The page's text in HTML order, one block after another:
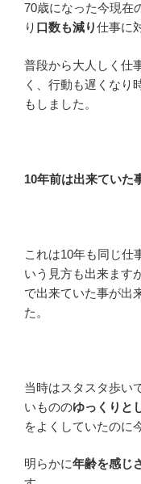
70歳になった今現在
り 口数も減り仕事に
普段から大人しく仕
く、行動も遅くなり
もしました。
10年前は出来ていた
これは10年も同じ仕
いう見方も出来ます
で出来ていた事が出
た。
当時はスタスタ歩い
いもののゆっくりと
をよくしていたのに
明らかに年齢を感じ